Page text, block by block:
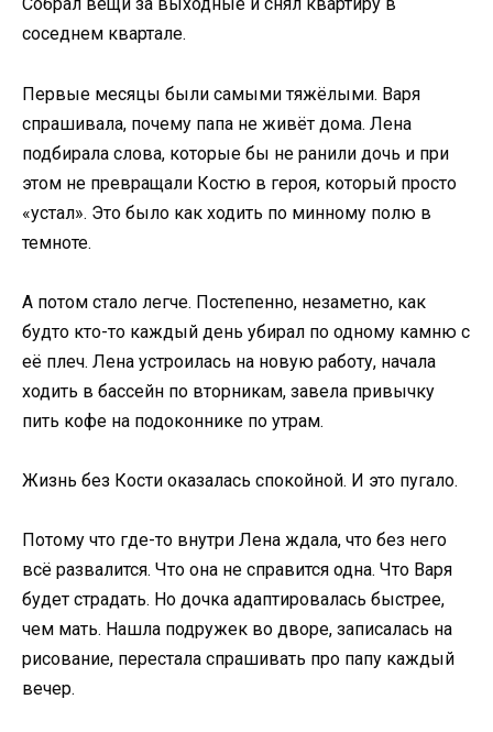
Собрал вещи за выходные и снял квартиру в
соседнем квартале.
Первые месяцы были самыми тяжёлыми. Варя
спрашивала, почему папа не живёт дома. Лена
подбирала слова, которые бы не ранили дочь и при
этом не превращали Костю в героя, который просто
«устал». Это было как ходить по минному полю в
темноте.
А потом стало легче. Постепенно, незаметно, как
будто кто-то каждый день убирал по одному камню с
её плеч. Лена устроилась на новую работу, начала
ходить в бассейн по вторникам, завела привычку
пить кофе на подоконнике по утрам.
Жизнь без Кости оказалась спокойной. И это пугало.
Потому что где-то внутри Лена ждала, что без него
всё развалится. Что она не справится одна. Что Варя
будет страдать. Но дочка адаптировалась быстрее,
чем мать. Нашла подружек во дворе, записалась на
рисование, перестала спрашивать про папу каждый
вечер.